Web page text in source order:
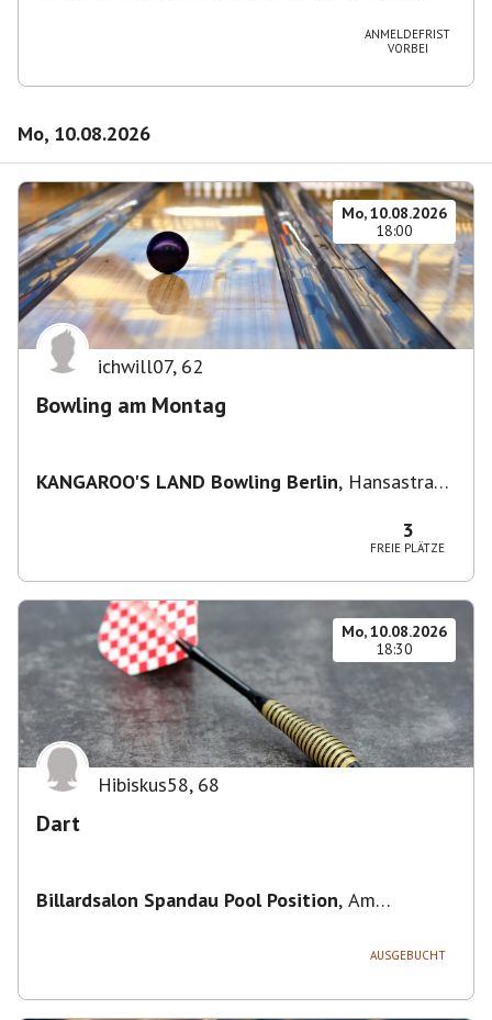
ANMELDEFRIST
VORBEI
Mo, 10.08.2026
Mo, 10.08.2026
18:00
ichwill07, 62
Bowling am Montag
KANGAROO'S LAND Bowling Berlin, Hansastraße
3
FREIE PLÄTZE
Mo, 10.08.2026
18:30
Hibiskus58, 68
Dart
Billardsalon Spandau Pool Position, Am
AUSGEBUCHT